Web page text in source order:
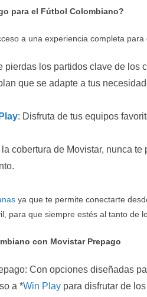
para el Fútbol Colombiano?
a una experiencia completa
pierdas los partidos clave de los
que se adapte a tus
: Disfruta de tus equipos
cobertura de Movistar, nunca te
ya que te permite conectarte
para que siempre estés al tanto de
con Movistar Prepago
Con opciones diseñadas
a *Win Play para disfrutar de